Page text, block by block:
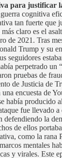
para justificar
cognitiva
tan fuerte que
claro es el
de 2021. Tras
Trump y su
seguidores
perpetrado un
pruebas de
de Justicia de
encuesta de
había producido
fue llevado
defendiendo la
de ellos
como la rana
mentales
y virales. Este